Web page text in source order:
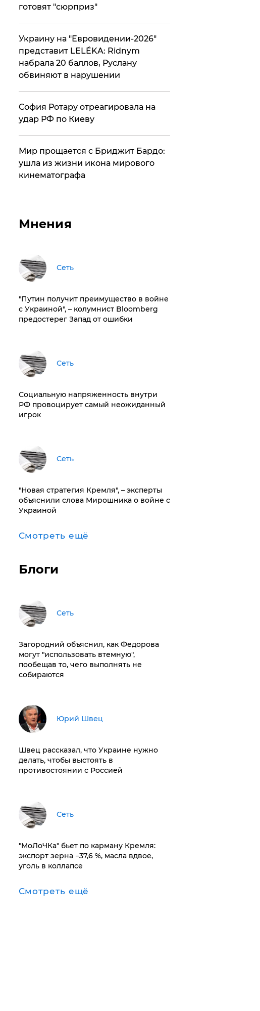
готовят "сюрприз"
Украину на "Евровидении-2026"
представит LELÉKA: Ridnym
набрала 20 баллов, Руслану
обвиняют в нарушении
София Ротару отреагировала на
удар РФ по Киеву
Мир прощается с Бриджит Бардо:
ушла из жизни икона мирового
кинематографа
Мнения
Сеть
"Путин получит преимущество в войне
с Украиной", – колумнист Bloomberg
предостерег Запад от ошибки
Сеть
Социальную напряженность внутри
РФ провоцирует самый неожиданный
игрок
Сеть
"Новая стратегия Кремля", – эксперты
объяснили слова Мирошника о войне с
Украиной
Смотреть ещё
Блоги
Сеть
Загородний объяснил, как Федорова
могут "использовать втемную",
пообещав то, чего выполнять не
собираются
Юрий Швец
Швец рассказал, что Украине нужно
делать, чтобы выстоять в
противостоянии с Россией
Сеть
​"МоЛоЧКа" бьет по карману Кремля:
экспорт зерна −37,6 %, масла вдвое,
уголь в коллапсе
Смотреть ещё